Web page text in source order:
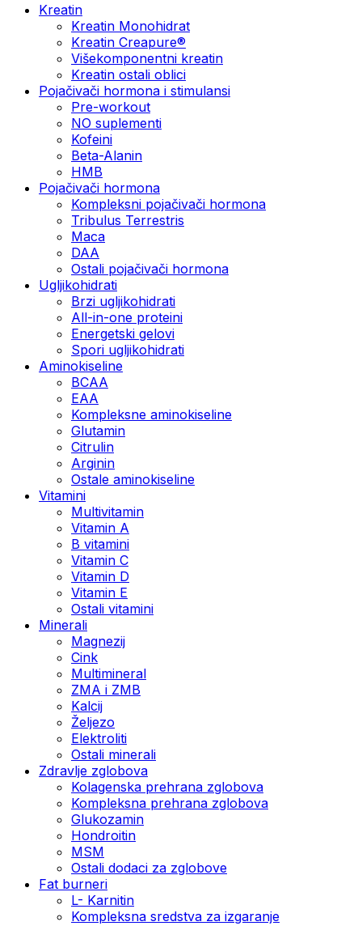
Kreatin
Kreatin Monohidrat
Kreatin Creapure®
Višekomponentni kreatin
Kreatin ostali oblici
Pojačivači hormona i stimulansi
Pre-workout
NO suplementi
Kofeini
Beta-Alanin
HMB
Pojačivači hormona
Kompleksni pojačivači hormona
Tribulus Terrestris
Maca
DAA
Ostali pojačivači hormona
Ugljikohidrati
Brzi ugljikohidrati
All-in-one proteini
Energetski gelovi
Spori ugljikohidrati
Aminokiseline
BCAA
EAA
Kompleksne aminokiseline
Glutamin
Citrulin
Arginin
Ostale aminokiseline
Vitamini
Multivitamin
Vitamin A
B vitamini
Vitamin C
Vitamin D
Vitamin E
Ostali vitamini
Minerali
Magnezij
Cink
Multimineral
ZMA i ZMB
Kalcij
Željezo
Elektroliti
Ostali minerali
Zdravlje zglobova
Kolagenska prehrana zglobova
Kompleksna prehrana zglobova
Glukozamin
Hondroitin
MSM
Ostali dodaci za zglobove
Fat burneri
L- Karnitin
Kompleksna sredstva za izgaranje